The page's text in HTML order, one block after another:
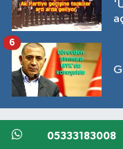
6
05333183008